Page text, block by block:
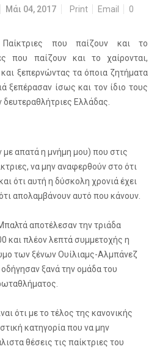
Μάι 04, 2017 Print Email
0
που παίζουν και το
που παίζουν και το χαίρονται,
ξεπερνώντας τα όποια ζητήματα
ξεπέρασαν ίσως και τον ίδιο τους
δευτεραθλήτριες Ελλάδας.
με απατά η μνήμη μου) που στις
να μην αναφερθούν στο ότι
ότι αυτή η δύσκολη χρονιά έχει
απολαμβάνουν αυτό που κάνουν.
αποτέλεσαν την τριάδα
και πλέον λεπτά συμμετοχής η
των ξένων Ουίλιαμς-Αλμπάνεζ
ξανά την ομάδα του
ότι με το τέλος της κανονικής
κατηγορία που να μην
θέσεις τις παίκτριες του